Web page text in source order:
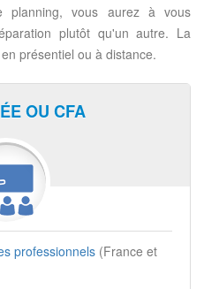
planning, vous aurez à vous
plutôt qu'un autre. La
présentiel ou à distance.
OU CFA
professionnels (France et